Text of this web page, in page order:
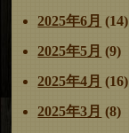
2025年6月 (14)
2025年5月 (9)
2025年4月 (16)
2025年3月 (8)